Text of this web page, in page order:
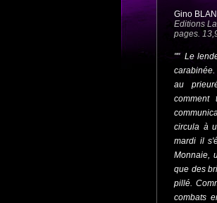
Gino
Editions
pages.
"" Le
au
circula à
mardi il
Monnaie,
que des
pillé.
combats